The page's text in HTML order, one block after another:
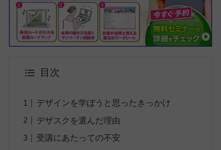
目次
デザインを学ぼうと思ったきっかけ
デザスクを選んだ理由
受講にあたっての不安